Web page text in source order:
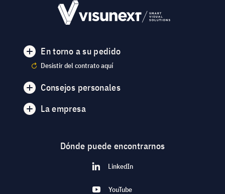
En torno a su pedido
Desistir del contrato aquí
Consejos personales
La empresa
Dónde puede encontrarnos
LinkedIn
YouTube